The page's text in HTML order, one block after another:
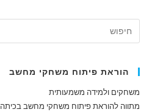
b
o
i
l
n
k
h
a
הוראת פיתוח משחקי מחשב
משחקים ולמידה משמעותית
מתווה להוראת פיתוח משחקי מחשב בכיתה